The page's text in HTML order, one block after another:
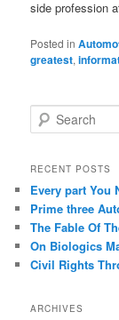
side profession
Posted in
greatest,
e
r
h
RECENT POSTS
Every part You
Prime three
The Fable Of
On Biologics
Civil Rights
ARCHIVES